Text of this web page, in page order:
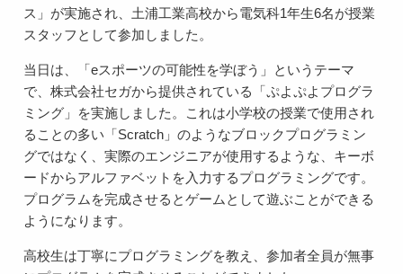
ス」が実施され、土浦工業高校から電気科1年生6名が授業
スタッフとして参加しました。
当日は、「eスポーツの可能性を学ぼう」というテーマ
で、株式会社セガから提供されている「ぷよぷよプログラ
ミング」を実施しました。これは小学校の授業で使用され
ることの多い「Scratch」のようなブロックプログラミン
グではなく、実際のエンジニアが使用するような、キーボ
ードからアルファベットを入力するプログラミングです。
プログラムを完成させるとゲームとして遊ぶことができる
ようになります。
高校生は丁寧にプログラミングを教え、参加者全員が無事